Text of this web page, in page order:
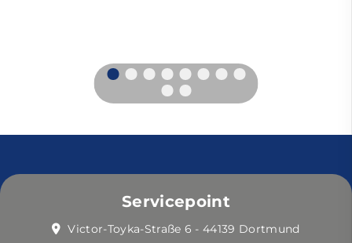
Servicepoint
Victor-Toyka-Straße 6 - 44139 Dortmund